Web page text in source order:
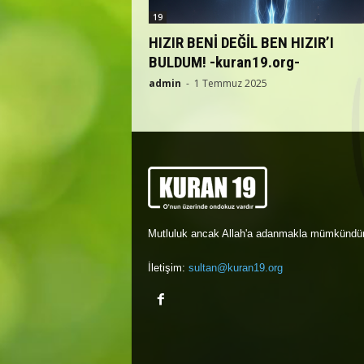
19
HIZIR BENİ DEĞİL BEN HIZIR’I
BULDUM! -kuran19.org-
admin - 1 Temmuz 2025
Mutluluk ancak Allah'a adanmakla
İletişim: sultan@kuran19.org